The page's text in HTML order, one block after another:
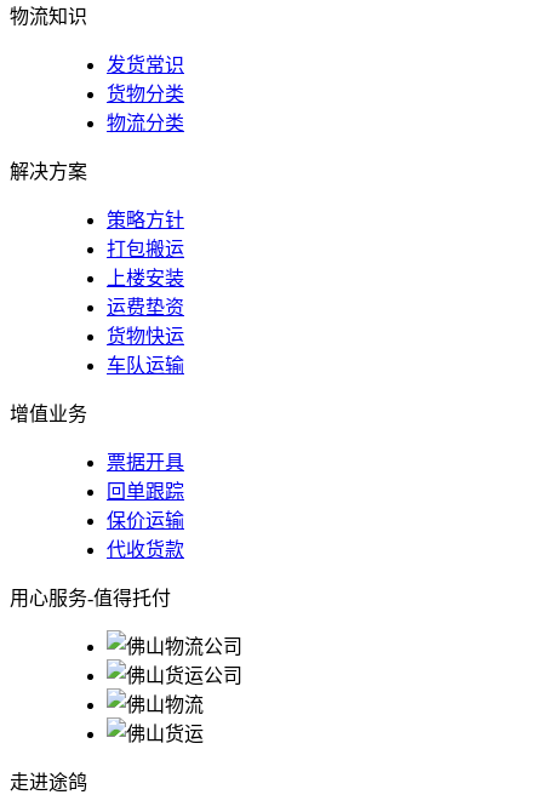
物流知识
发货常识
货物分类
物流分类
解决方案
策略方针
打包搬运
上楼安装
运费垫资
货物快运
车队运输
增值业务
票据开具
回单跟踪
保价运输
代收货款
用心服务-值得托付
走进途鸽